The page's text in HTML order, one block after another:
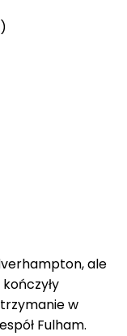
ale
w
Fulham.